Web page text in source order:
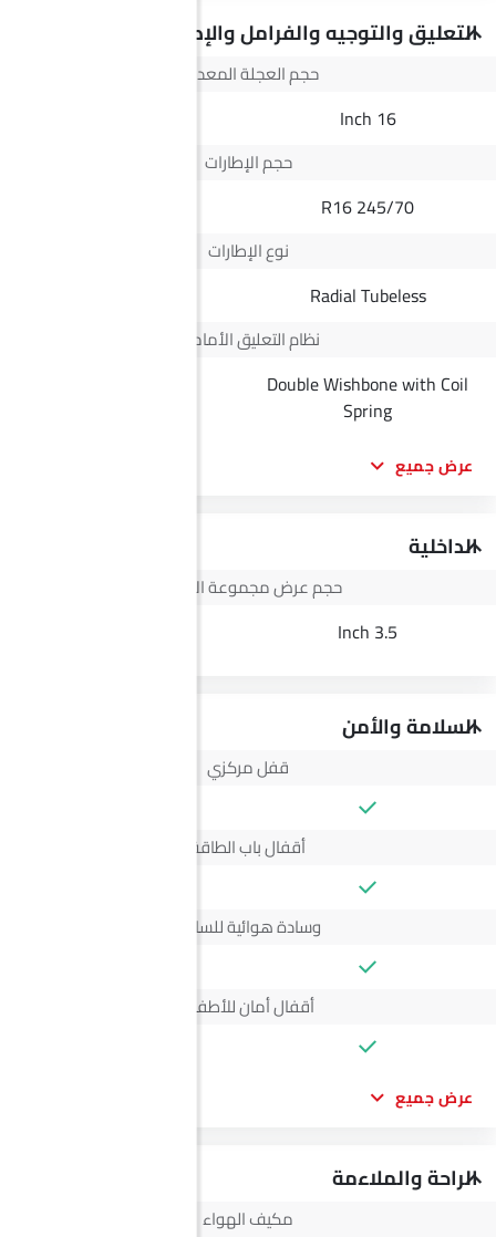
التعليق والتوجيه والفرامل والإطارات
حجم العجلة المعدنية
16 Inch
حجم الإطارات
245/70 R16
نوع الإطارات
Radial Tubeless
نظام التعليق الأمامي
Double Wishbone with Coil
Spring
عرض جميع
الداخلية
حجم عرض مجموعة الأجهزة
3.5 Inch
السلامة والأمن
قفل مركزي
أقفال باب الطاقة
وسادة هوائية للسائق
أقفال أمان للأطفال
عرض جميع
الراحة والملاءمة
مكيف الهواء